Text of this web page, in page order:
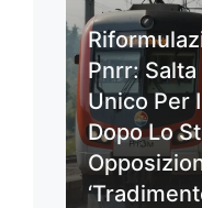
Pnrr: Salta
Unico Per
Dopo Lo